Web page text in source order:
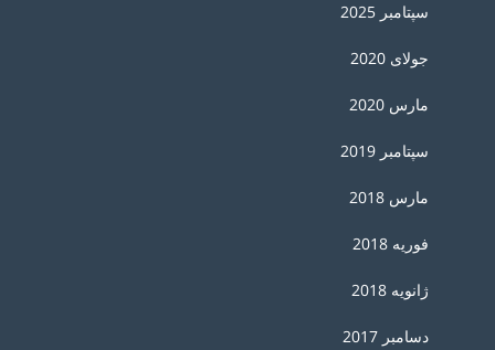
سپتامبر 2025
جولای 2020
مارس 2020
سپتامبر 2019
مارس 2018
فوریه 2018
ژانویه 2018
دسامبر 2017